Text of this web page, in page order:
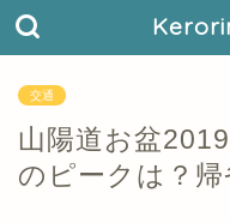
交通
山陽道お盆
のピークは？